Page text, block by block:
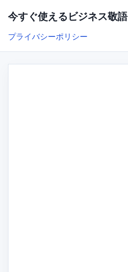
今すぐ使えるビジネス敬語
プライバシーポリシー